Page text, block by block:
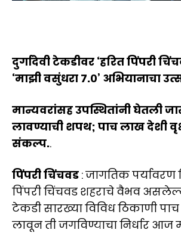
दुर्गादेवी टेकडीवर ‘हरित पिंपरी
‘माझी वसुंधरा ७.०’ अभियानाचा
मान्यवरांसह उपस्थितांनी घेतली
लावण्याची शपथ; पाच लाख देशी
संकल्प..
पिंपरी चिंचवड : जागतिक पर्यावरण
पिंपरी चिंचवड शहराचे वैभव
टेकडी सारख्या विविध ठिकाणी
लावून ती जगविण्याचा निर्धार आज